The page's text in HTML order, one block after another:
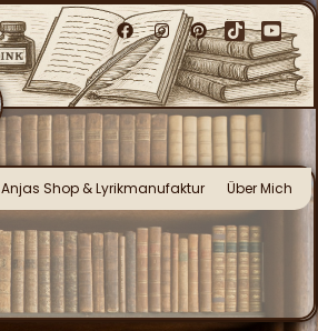
Anjas Shop & Lyrikmanufaktur Über Mich